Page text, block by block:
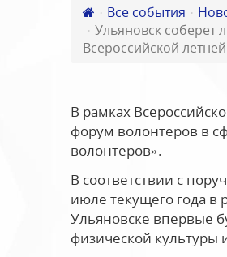
Все события
Ульяновск соберет
Всероссийской
В рамках
форум волонтеров в
волонтеров».
В соответствии с
июле текущего года в
Ульяновске впервые
физической культуры